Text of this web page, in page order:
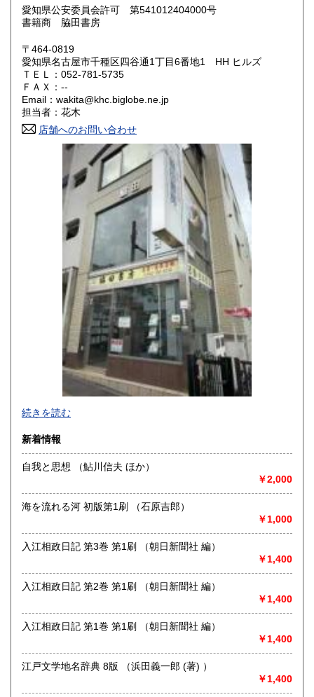
石川県 880円 福井県
岐阜県 880円
愛知県 820円
滋賀県 880円
880円 兵庫県
880円 和歌山県
990円 島根県
990円 広島県
990円 徳島県
990円 愛媛県
990円
1,150円 長崎県
宮崎県
沖縄県 1,450円
愛知県公安委員会許可 第541012404000号
書籍商 脇田書房
〒464-0819
愛知県名古屋市千種区四谷通1丁目6番地1 HH ヒルズ
ＴＥＬ：052-781-5735
ＦＡＸ：--
Email：wakita@khc.biglobe.ne.jp
担当者：花木
店舗へのお問い合わせ
沿線名：地下鉄 東山線・名城線
営業時間：13:00〜17:00
定休日：日曜日 月曜日
書籍の買取について
続きを読む
新着情報
自我と思想 （鮎川信夫 ほか）
￥2,000
海を流れる河 初版第1刷 （石原吉郎）
￥1,000
入江相政日記 第3巻 第1刷 （朝日新聞社 編）
￥1,400
入江相政日記 第2巻 第1刷 （朝日新聞社 編）
￥1,400
入江相政日記 第1巻 第1刷 （朝日新聞社 編）
￥1,400
江戸文学地名辞典 8版 （浜田義一郎 (著) ）
￥1,400